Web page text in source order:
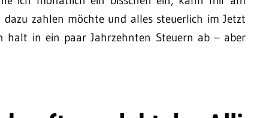
dazu zahlen möchte und alles steuerlich im Jetzt
halt in ein paar Jahrzehnten Steuern ab – aber